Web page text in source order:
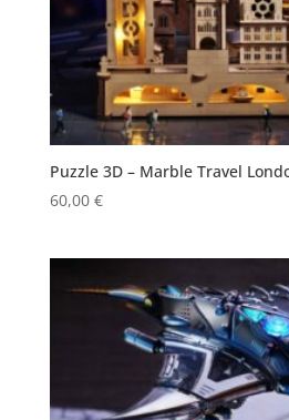
Puzzle 3D – Marble Travel
60,00 €